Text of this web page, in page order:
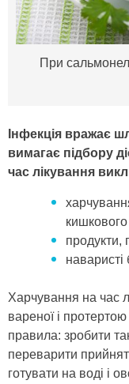
При
Інфекція вражає
вимагає підбору
час лікування
кишкового
продукти,
Харчування на час
вареної і
правила: зробити
переварити
готувати на воді і